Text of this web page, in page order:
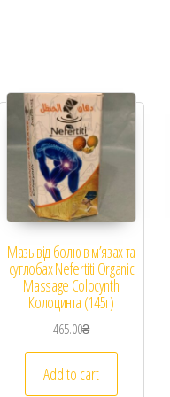
Мазь від болю в м’язах та
суглобах Nefertiti Organic
Massage Colocynth
Колоцинта (145г)
465.00₴
Add to cart